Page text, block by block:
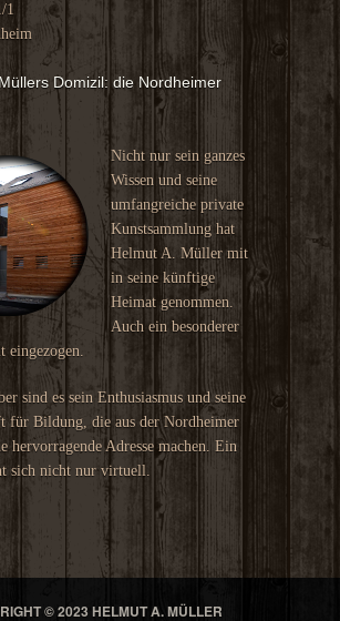
1
Domizil: die Nordheimer
Nicht nur sein ganzes
Wissen und seine
umfangreiche private
Kunstsammlung hat
Helmut A. Müller mit
in seine künftige
Heimat genommen.
Auch ein besonderer
eingezogen.
sind es sein Enthusiasmus und seine
für Bildung, die aus der Nordheimer
hervorragende Adresse machen. Ein
sich nicht nur virtuell.
© 2023 HELMUT A. MÜLLER